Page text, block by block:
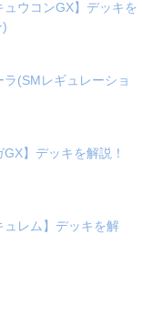
ュウコンGX】デッキを
)
ラ(SMレギュレーショ
】デッキを解説！
ュレム】デッキを解